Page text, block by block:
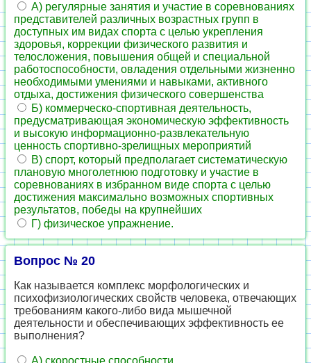
А) регулярные занятия и участие в соревнованиях
представителей различных возрастных групп в
доступных им видах спорта с целью укрепления
здоровья, коррекции физического развития и
телосложения, повышения общей и специальной
работоспособности, овладения отдельными жизненно
необходимыми умениями и навыками, активного
отдыха, достижения физического совершенства
Б) коммерческо-спортивная деятельность,
предусматривающая экономическую эффективность
и высокую информационно-развлекательную
ценность спортивно-зрелищных мероприятий
В) спорт, который предполагает систематическую
плановую многолетнюю подготовку и участие в
соревнованиях в избранном виде спорта с целью
достижения максимально возможных спортивных
результатов, победы на крупнейших
Г) физическое упражнение.
Вопрос № 20
Как называется комплекс морфологических и
психофизиологических свойств человека, отвечающих
требованиям какого-либо вида мышечной
деятельности и обеспечивающих эффективность ее
выполнения?
А) скоростные способности